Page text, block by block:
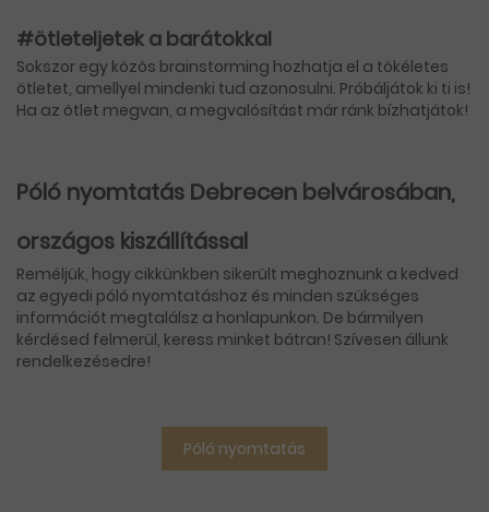
#ötleteljetek a barátokkal
Sokszor egy közös brainstorming hozhatja el a tökéletes
ötletet, amellyel mindenki tud azonosulni. Próbáljátok ki ti is!
Ha az ötlet megvan, a megvalósítást már ránk bízhatjátok!
Póló nyomtatás Debrecen belvárosában,
országos kiszállítással
Reméljük, hogy cikkünkben sikerült meghoznunk a kedved
az egyedi póló nyomtatáshoz és minden szükséges
információt megtalálsz a honlapunkon. De bármilyen
kérdésed felmerül, keress minket bátran! Szívesen állunk
rendelkezésedre!
Póló nyomtatás